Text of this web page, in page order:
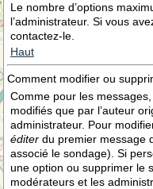
Le nombre d’options
l’administrateur. Si vous
contactez-le.
Haut
Comment modifier ou
Comme pour les
modifiés que par l’auteur
administrateur. Pour
éditer du premier message
associé le sondage). Si
une option ou supprimer le
modérateurs et les